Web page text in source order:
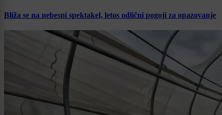
Bliža se na nebesni spektakel, letos odlični pogoji za opazovanje